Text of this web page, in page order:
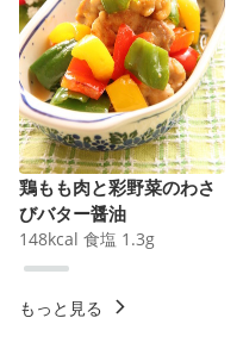
鶏もも肉と彩野菜のわさ
びバター醤油
148kcal 食塩 1.3g
もっと見る